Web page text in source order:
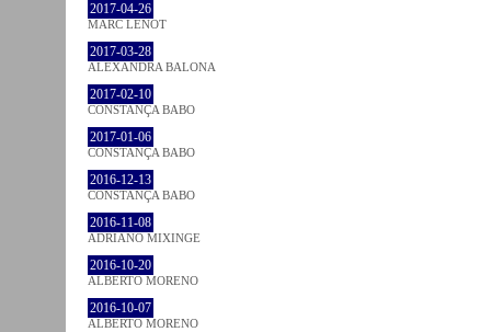
2017-04-26
MARC LENOT
2017-03-28
ALEXANDRA BALONA
2017-02-10
CONSTANÇA BABO
2017-01-06
CONSTANÇA BABO
2016-12-13
CONSTANÇA BABO
2016-11-08
ADRIANO MIXINGE
2016-10-20
ALBERTO MORENO
2016-10-07
ALBERTO MORENO